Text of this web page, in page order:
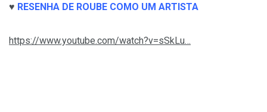
♥ RESENHA DE ROUBE COMO UM ARTISTA
https://www.youtube.com/watch?v=sSkLu…